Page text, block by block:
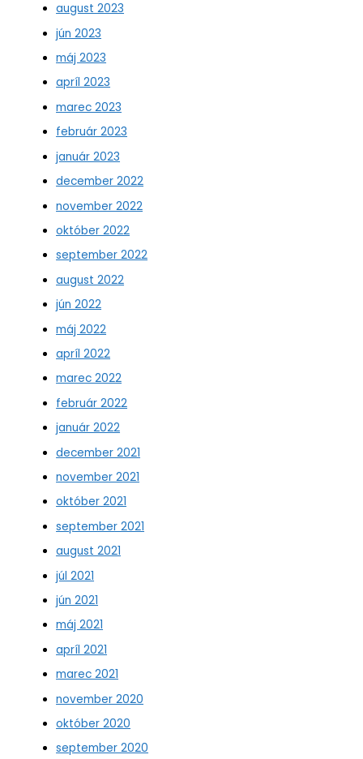
august 2023
jún 2023
máj 2023
apríl 2023
marec 2023
február 2023
január 2023
december 2022
november 2022
október 2022
september 2022
august 2022
jún 2022
máj 2022
apríl 2022
marec 2022
február 2022
január 2022
december 2021
november 2021
október 2021
september 2021
august 2021
júl 2021
jún 2021
máj 2021
apríl 2021
marec 2021
november 2020
október 2020
september 2020